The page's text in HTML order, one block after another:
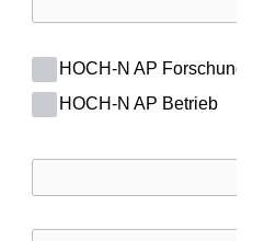
HOCH-N AP Forschung
HOCH-N AP Betrieb